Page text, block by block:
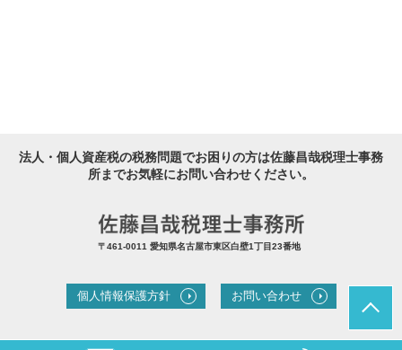
法人・個人資産税の税務問題でお困りの方は佐藤昌哉税理士事務
所までお気軽にお問い合わせください。
〒461-0011 愛知県名古屋市東区白壁1丁目23番地
個人情報保護方針 お問い合わせ